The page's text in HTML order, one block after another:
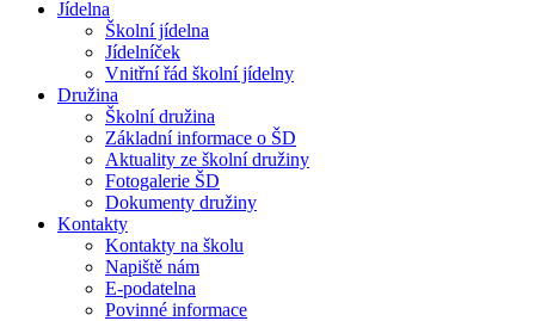
Jídelna
Školní jídelna
Jídelníček
Vnitřní řád školní jídelny
Družina
Školní družina
Základní informace o ŠD
Aktuality ze školní družiny
Fotogalerie ŠD
Dokumenty družiny
Kontakty
Kontakty na školu
Napiště nám
E-podatelna
Povinné informace